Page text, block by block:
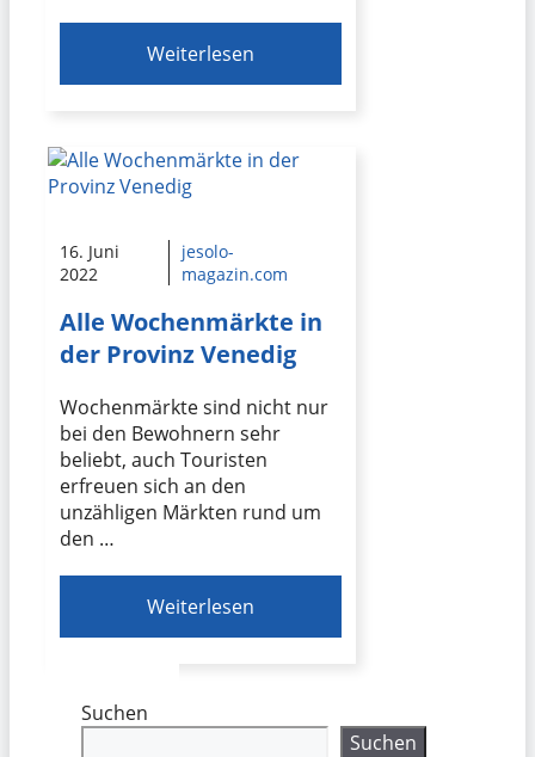
Weiterlesen
16. Juni
2022
jesolo-
magazin.com
Alle Wochenmärkte in
der Provinz Venedig
Wochenmärkte sind nicht nur
bei den Bewohnern sehr
beliebt, auch Touristen
erfreuen sich an den
unzähligen Märkten rund um
den …
Weiterlesen
Suchen
Suchen